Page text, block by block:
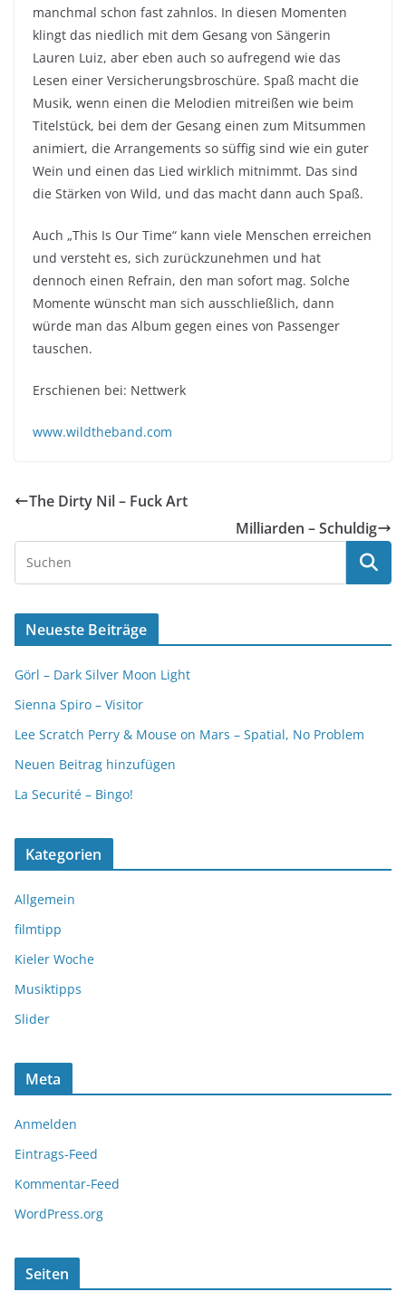
manchmal schon fast zahnlos. In diesen Momenten
klingt das niedlich mit dem Gesang von Sängerin
Lauren Luiz, aber eben auch so aufregend wie das
Lesen einer Versicherungsbroschüre. Spaß macht die
Musik, wenn einen die Melodien mitreißen wie beim
Titelstück, bei dem der Gesang einen zum Mitsummen
animiert, die Arrangements so süffig sind wie ein guter
Wein und einen das Lied wirklich mitnimmt. Das sind
die Stärken von Wild, und das macht dann auch Spaß.
Auch „This Is Our Time“ kann viele Menschen erreichen
und versteht es, sich zurückzunehmen und hat
dennoch einen Refrain, den man sofort mag. Solche
Momente wünscht man sich ausschließlich, dann
würde man das Album gegen eines von Passenger
tauschen.
Erschienen bei: Nettwerk
www.wildtheband.com
The Dirty Nil – Fuck Art
Milliarden – Schuldig
Neueste Beiträge
Görl – Dark Silver Moon Light
Sienna Spiro – Visitor
Lee Scratch Perry & Mouse on Mars – Spatial, No Problem
Neuen Beitrag hinzufügen
La Securité – Bingo!
Kategorien
Allgemein
filmtipp
Kieler Woche
Musiktipps
Slider
Meta
Anmelden
Eintrags-Feed
Kommentar-Feed
WordPress.org
Seiten